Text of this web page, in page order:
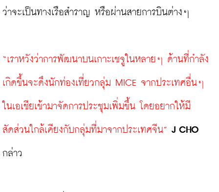
ว่าจะเป็นทางเรือสำราญ หรือผ่านสายการบินต่างๆ
“เราหวังว่าการพัฒนาบนเกาะเชจูในหลายๆ ด้านที่กำลัง
เกิดขึ้นจะดึงนักท่องเที่ยวกลุ่ม MICE จากประเทศอื่นๆ
ในเอเชียเข้ามาจัดการประชุมเพิ่มขึ้น โดยอยากให้มี
สัดส่วนใกล้เคียงกับกลุ่มที่มาจากประเทศจีน” J CHO
กล่าว